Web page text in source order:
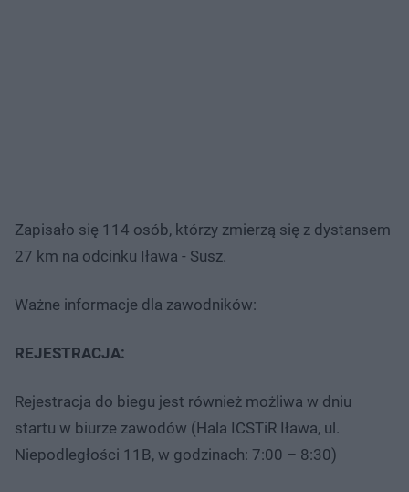
Zapisało się 114 osób, którzy zmierzą się z dystansem
27 km na odcinku Iława - Susz.
Ważne informacje dla zawodników:
REJESTRACJA:
Rejestracja do biegu jest również możliwa w dniu
startu w biurze zawodów (Hala ICSTiR Iława, ul.
Niepodległości 11B, w godzinach: 7:00 – 8:30)